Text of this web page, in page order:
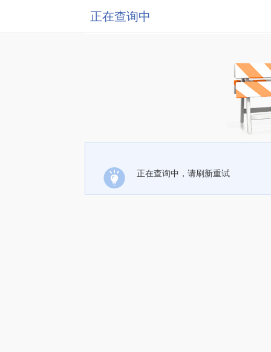
正在查询中
正在查询中，请刷新重试